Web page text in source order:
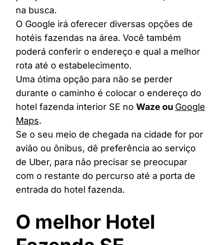
na busca.
O Google irá oferecer diversas opções de
hotéis fazendas na área. Você também
poderá conferir o endereço e qual a melhor
rota até o estabelecimento.
Uma ótima opção para não se perder
durante o caminho é colocar o endereço do
hotel fazenda interior SE no Waze ou Google
Maps.
Se o seu meio de chegada na cidade for por
avião ou ônibus, dê preferência ao serviço
de Uber, para não precisar se preocupar
com o restante do percurso até a porta de
entrada do hotel fazenda.
O melhor Hotel